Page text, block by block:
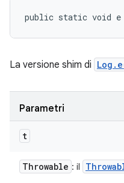
public static void e
La versione shim di
Parametri
t
Throwable : il